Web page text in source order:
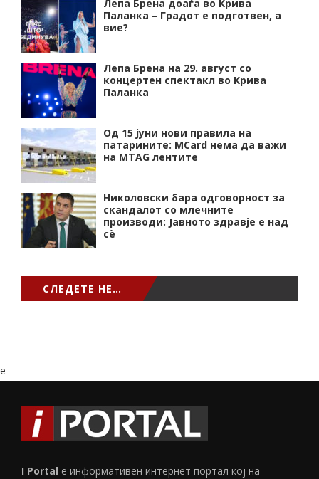
Лепа Брена доаѓа во Крива
Паланка – Градот е подготвен, а
вие?
Лепа Брена на 29. август со
концертен спектакл во Крива
Паланка
Од 15 јуни нови правила на
патарините: MCard нема да важи
на MTAG лентите
Николовски бара одговорност за
скандалот со млечните
производи: Јавното здравје е над
сѐ
СЛЕДЕТЕ НЕ…
e
I Portal е информативен интернет портал кој на